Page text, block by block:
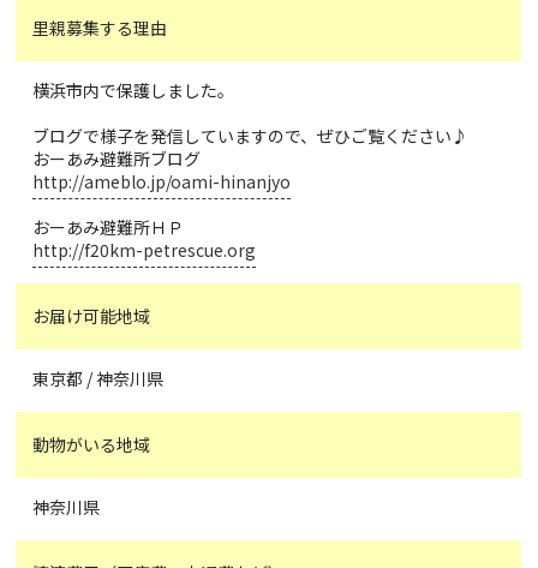
里親募集する理由
横浜市内で保護しました。
ブログで様子を発信していますので、ぜひご覧ください♪
おーあみ避難所ブログ
http://ameblo.jp/oami-hinanjyo
おーあみ避難所ＨＰ
http://f20km-petrescue.org
お届け可能地域
東京都 / 神奈川県
動物がいる地域
神奈川県